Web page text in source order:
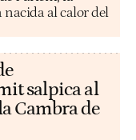
nacida al calor del
salpica al
Cambra de